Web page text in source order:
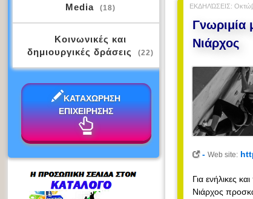
ΕΚΔΗΛΏΣΕΙΣ:
Γνωριμία
Νιάρχος
-Web site:
Για ενήλικες
Νιάρχος
Media (18)
Κοινωνικές και
δημιουργικές δράσεις
(22)
ΚΑΤΑΧΩΡΗΣΗ
ΕΠΙΧΕΙΡΗΣΗΣ